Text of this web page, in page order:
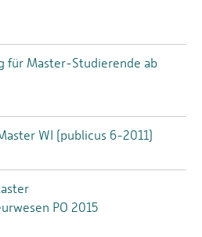
Fachrichtung Maschinenbau
an Projekten und
(IFT)
Additive Fertigung/3D-Druck
für Master-Studierende ab
WI (publicus 6-2011)
PO 2015